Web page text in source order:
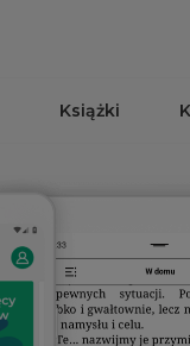
Książki